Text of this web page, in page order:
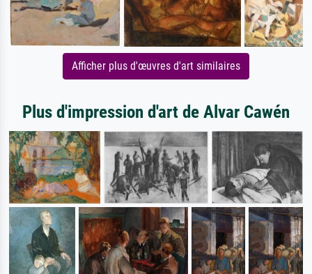
Afficher plus d'œuvres d'art similaires
Plus d'impression d'art de Alvar Cawén